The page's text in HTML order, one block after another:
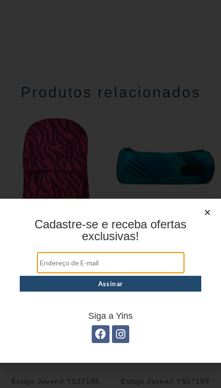
Produtos relacionados
Mochila linha casual
Estojo juvenil YS27114
Estojo Juvenil YS27106 Estojo Juvenil YS27108
Cadastre-se e receba ofertas
exclusivas!
Siga a Yins